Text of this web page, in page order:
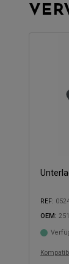
REF:
OEM: